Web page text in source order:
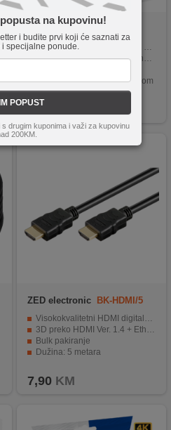
na kupovinu!
i budite prvi koji će saznati za
i specijalne ponude.
POPUST
drugim kuponima i važi za kupovinu
200KM.
ZED electronic
Visoko kvalitetni HDMI kabl, 15 met.
3D over HDMI, Ver. 1.4 + Ethernet
Pakiranje kutija sa EAN kodom
1 kom.
49,90
ZED electronic BK-HDMI/5
Visokokvalitetni HDMI digitalni kabl
3D preko HDMI Ver. 1.4 + Ethernet
Bulk pakiranje
Dužina: 5 metara
7,90 KM